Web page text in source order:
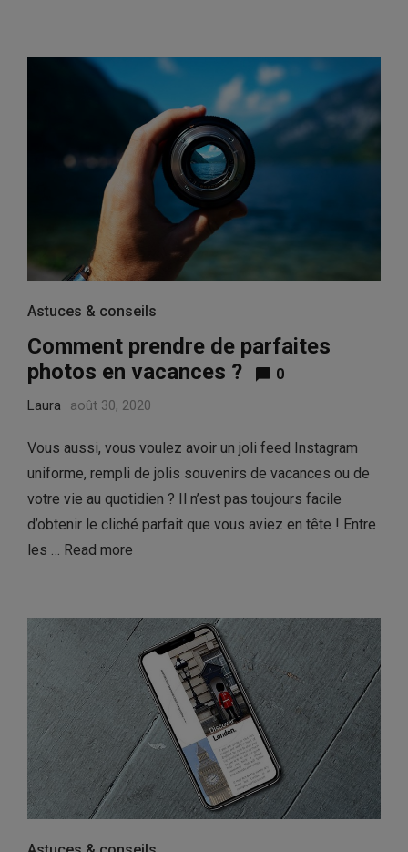
Astuces & conseils
Comment prendre de parfaites
photos en vacances ?
0
Laura août 30, 2020
Vous aussi, vous voulez avoir un joli feed Instagram
uniforme, rempli de jolis souvenirs de vacances ou de
votre vie au quotidien ? Il n’est pas toujours facile
d’obtenir le cliché parfait que vous aviez en tête ! Entre
les … Read more